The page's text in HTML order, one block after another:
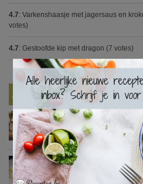
4.7: Varkenshaasje met jagersaus en
votes)
4.7: Gestoofde kip met dragon (7 votes)
Nieuwste Recepten
Turkse pizza met halloumi en
Waterzooi van pladijs met